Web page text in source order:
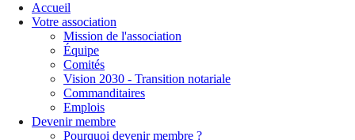
Accueil
Votre association
Mission de l'association
Équipe
Comités
Vision 2030 - Transition notariale
Commanditaires
Emplois
Devenir membre
Pourquoi devenir membre ?